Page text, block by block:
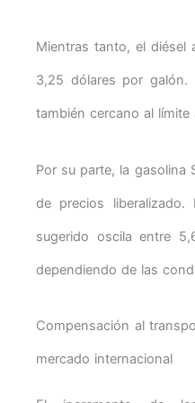
Mientras tanto, el diésel
3,25 dólares por galón.
también cercano al límite
Por su parte, la gasolina
de precios liberalizado.
sugerido oscila entre
dependiendo de las
Compensación al
mercado internacional